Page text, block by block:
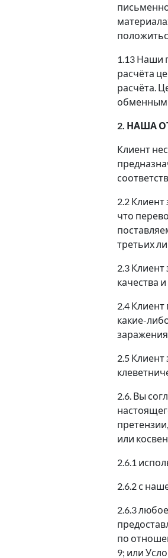
1.13 Наши
расчёта
расчёта.
обменным
2. НАША
Клиент
2.2
что
третьих
2.3
качества
2.4
какие-
2.5
2.6. Вы
или
2.6.1
2.6.2 с
2.6.3
по
9; или